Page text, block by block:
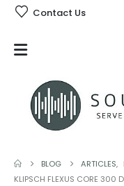
Contact Us
BLOG ARTICLES,
KLIPSCH FLEXUS CORE